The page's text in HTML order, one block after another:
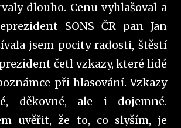
dlouho. Cenu vyhlašoval a
SONS ČR pan Jan
jsem pocity radosti, štěstí
četl vzkazy, které lidé
při hlasování. Vzkazy
děkovné, ale i dojemné.
uvěřit, že to, co slyším, je